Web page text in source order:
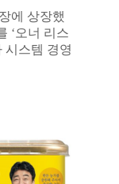
에 상장했
‘오너 리스
시스템 경영